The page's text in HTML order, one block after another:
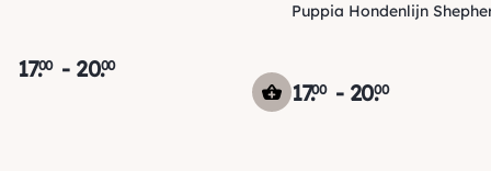
17.00 - 20.00
Puppia Hondenlijn
17.00 - 20.00